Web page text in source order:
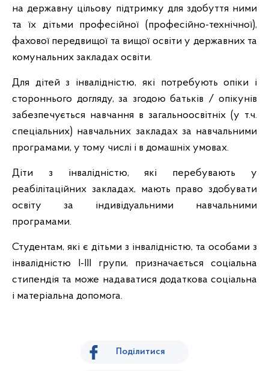
на державну цільову підтримку для здобуття ними
та їх дітьми професійної (професійно-технічної),
фахової передвищої та вищої освіти у державних та
комунальних закладах освіти.
Для дітей з інвалідністю, які потребують опіки і
стороннього догляду, за згодою батьків / опікунів
забезпечується навчання в загальноосвітніх (у т.ч.
спеціальних) навчальних закладах за навчальними
програмами, у тому числі і в домашніх умовах.
Діти з інвалідністю, які перебувають у
реабілітаційних закладах, мають право здобувати
освіту за індивідуальними навчальними
програмами.
Студентам, які є дітьми з інвалідністю, та особами з
інвалідністю I-III групи, призначається соціальна
стипендія та може надаватися додаткова соціальна
і матеріальна допомога.
Поділитися